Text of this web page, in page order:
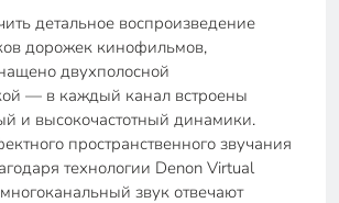
детальное воспроизведение
дорожек кинофильмов,
двухполосной
— в каждый канал встроены
и высокочастотный динамики.
пространственного звучания
технологии Denon Virtual
звук отвечают